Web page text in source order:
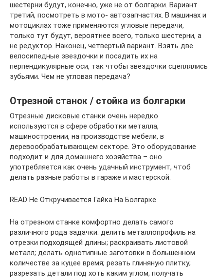
шестерни будут, конечно, уже не от болгарки. Вариант
третий, посмотреть в мото- автозапчастях. В машинах и
мотоциклах тоже применяются угловые передачи,
только тут будут, вероятнее всего, только шестерни, а
не редуктор. Наконец, четвертый вариант. Взять две
велосипедные звездочки и посадить их на
перпендикулярные оси, так чтобы звездочки сцеплялись
зубьями. Чем не угловая передача?
Отрезной станок / стойка из болгарки
Отрезные дисковые станки очень нередко
используются в сфере обработки металла,
машиностроении, на производстве мебели, в
деревообрабатывающем секторе. Это оборудование
подходит и для домашнего хозяйства – оно
употребляется как очень удачный инструмент, чтоб
делать разные работы в гараже и мастерской.
READ Не Откручивается Гайка На Болгарке
На отрезном станке комфортно делать самого
различного рода задачки: делить металлопрофиль на
отрезки подходящей длины; раскраивать листовой
металл; делать однотипные заготовки в большенном
количестве за куцее время; резать глиняную плитку;
разрезать детали под хоть каким углом, получать